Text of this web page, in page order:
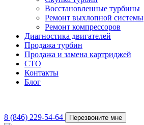
Восстановленные турбины
Ремонт выхлопной системы
Ремонт компрессоров
Диагностика двигателей
Продажа турбин
Продажа и замена картриджей
СТО
Контакты
Блог
8 (846) 229-54-64 Перезвоните мне